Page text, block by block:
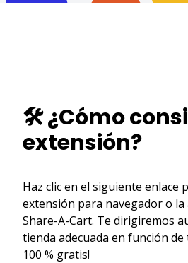
🛠️ ¿Cómo
extensión?
Haz clic en el siguiente enlace
extensión para navegador o la
Share-A-Cart. Te dirigiremos
tienda adecuada en función de
100 % gratis!